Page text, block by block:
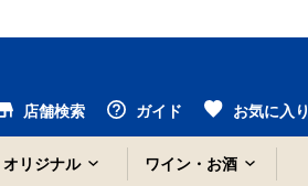
店舗検索 ガイド お気に入り
オリジナル ワイン・お酒